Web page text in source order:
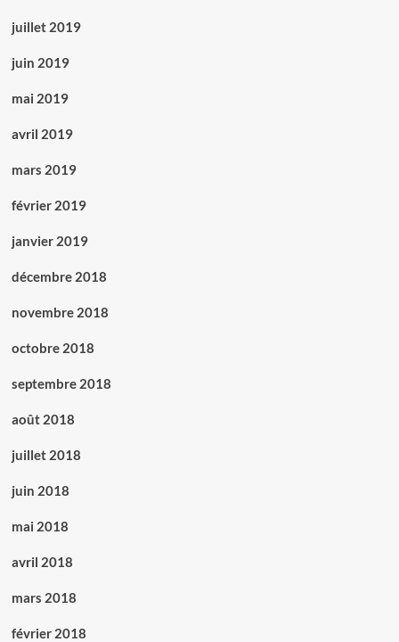
juillet 2019
juin 2019
mai 2019
avril 2019
mars 2019
février 2019
janvier 2019
décembre 2018
novembre 2018
octobre 2018
septembre 2018
août 2018
juillet 2018
juin 2018
mai 2018
avril 2018
mars 2018
février 2018